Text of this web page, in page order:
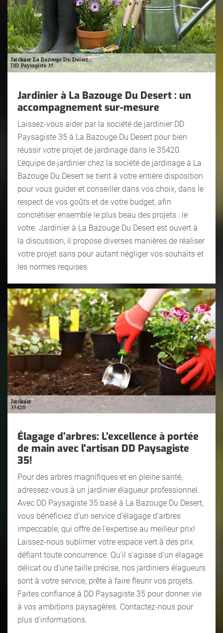
Jardinier à La Bazouge Du Desert : un
accompagnement sur-mesure
Laissez-vous aider par la société de jardinier DD
Paysagiste 35 à La Bazouge Du Desert pour bien
réussir votre projet de jardinage dans le 35420.
L’équipe de jardinier chez la société de jardinage à La
Bazouge Du Desert se tient à votre entière disposition
pour vous guider et conseiller dans vos choix, dans le
respect de vos goûts et de votre budget, afin
concrétiser ensemble le plus beau des projets : le
votre. Jardinier à La Bazouge Du Desert est ouvert à
la discussion, il propose diverses manières de réaliser
votre projet sans pour autant négliger vos souhaits et
les normes requises.
Élagage d’arbres: L’excellence à portée
de main avec l'artisan DD Paysagiste
35!
Pour des arbres magnifiques et en pleine santé,
adressez-vous à un jardinier élagueur professionnel.
Avec DD Paysagiste 35 basé à La Bazouge Du Desert,
vous bénéficiez d’un service d’élagage d’arbres
impeccable, qui offre de l'expertise au meilleur prix!
Laissez-nous sublimer votre espace vert à des prix
défiant toute concurrence. Qu'il s'agisse d’un élagage
délicat ou d’une taille précise, nos jardiniers élagueurs
sont à votre service, prête à faire fleurir vos projets.
Faites confiance à DD Paysagiste 35 pour donner vie
à vos ambitions paysagères. Contactez-nous pour
plus d'informations.